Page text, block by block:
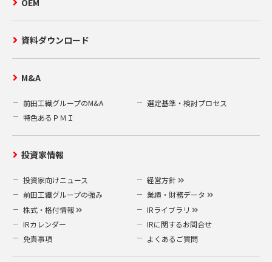
OEM
資料ダウンロード
M&A
前田工繊グループのM&A
選定基準・検討プロセス
特色あるＰＭＩ
投資家情報
投資家向けニュース
経営方針
前田工繊グループの強み
業績・財務データ
株式・格付情報
IRライブラリ
IRカレンダー
IRに関するお問合せ
免責事項
よくあるご質問